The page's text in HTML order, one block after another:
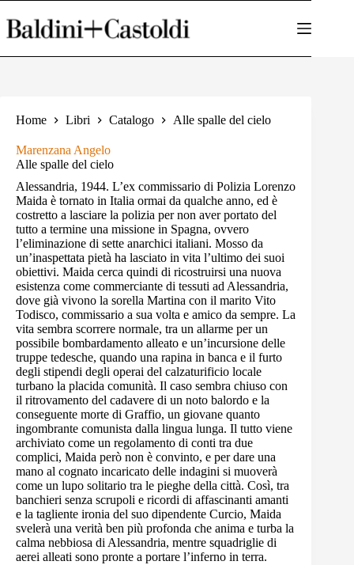
al
contenuto
Home Libri Catalogo Alle spalle del cielo
Marenzana Angelo
Alle spalle del cielo
Alessandria, 1944. L’ex commissario di Polizia Lorenzo
Maida è tornato in Italia ormai da qualche anno, ed è
costretto a lasciare la polizia per non aver portato del
tutto a termine una missione in Spagna, ovvero
l’eliminazione di sette anarchici italiani. Mosso da
un’inaspettata pietà ha lasciato in vita l’ultimo dei suoi
obiettivi. Maida cerca quindi di ricostruirsi una nuova
esistenza come commerciante di tessuti ad Alessandria,
dove già vivono la sorella Martina con il marito Vito
Todisco, commissario a sua volta e amico da sempre. La
vita sembra scorrere normale, tra un allarme per un
possibile bombardamento alleato e un’incursione delle
truppe tedesche, quando una rapina in banca e il furto
degli stipendi degli operai del calzaturificio locale
turbano la placida comunità. Il caso sembra chiuso con
il ritrovamento del cadavere di un noto balordo e la
conseguente morte di Graffio, un giovane quanto
ingombrante comunista dalla lingua lunga. Il tutto viene
archiviato come un regolamento di conti tra due
complici, Maida però non è convinto, e per dare una
mano al cognato incaricato delle indagini si muoverà
come un lupo solitario tra le pieghe della città. Così, tra
banchieri senza scrupoli e ricordi di affascinanti amanti
e la tagliente ironia del suo dipendente Curcio, Maida
svelerà una verità ben più profonda che anima e turba la
calma nebbiosa di Alessandria, mentre squadriglie di
aerei alleati sono pronte a portare l’inferno in terra.